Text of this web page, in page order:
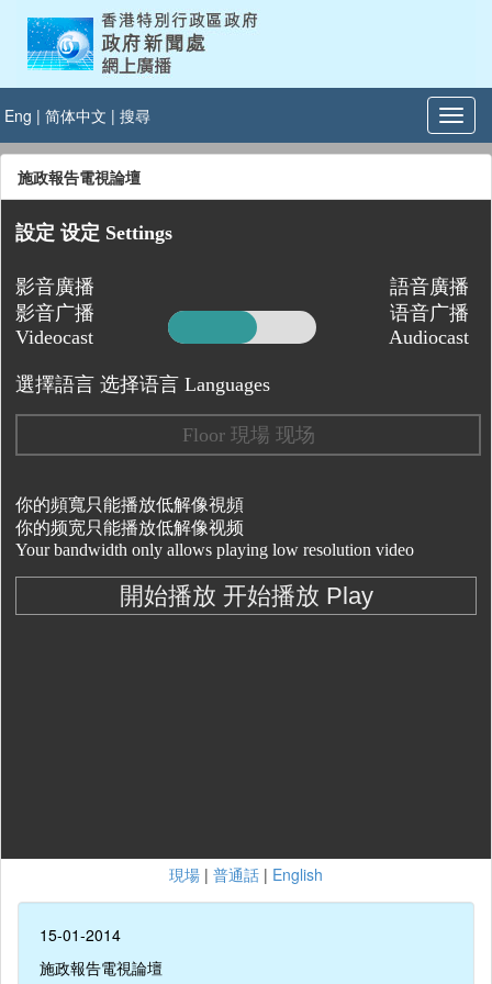
Eng | 简体中文 | 搜尋
施政報告電視論壇
現場 | 普通話 | English
15-01-2014
施政報告電視論壇